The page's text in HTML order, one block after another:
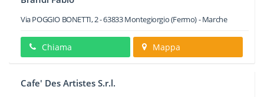
Via POGGIO BONETTI, 2-63833Montegiorgio(Fermo) -Marche
Chiama Mappa
Cafe' Des Artistes S.r.l.